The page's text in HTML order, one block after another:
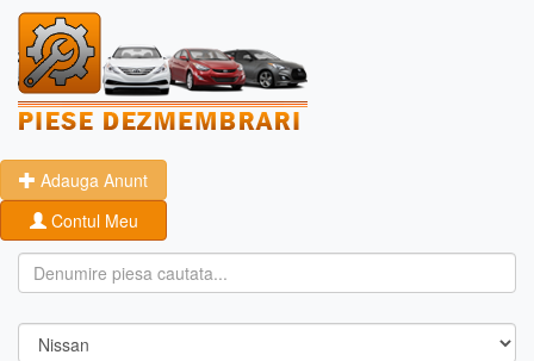
Adauga Anunt
Contul Meu